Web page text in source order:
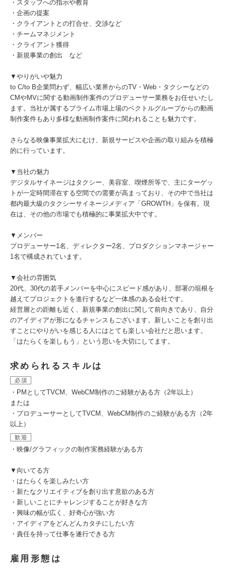
・スタッフへの指示や教育
・企画の提案
・クライアントとの打合せ、交渉など
・チームマネジメント
・クライアント獲得
・新規事業の創出 など
▼やりがいや魅力
to C/to B企業問わず、幅広い業界からのTV・Web・タクシーなどの
CMやMVに関する動画制作案件のプロデューサー業務をお任せいたし
ます。当社が属するプライム市場上場のベクトルグループからの動画
制作案件もあり多様な動画制作案件に関われることも魅力です。
さらなる映像事業拡大にむけ、新規サービスや企画の取り組みを積極
的に行っています。
▼当社の魅力
デジタルサイネージはタクシー、美容室、喫煙所等で、主にターゲッ
トが一定時間滞在する空間での需要が高まっており、その中で当社は
都内最大級のタクシーサイネージメディア「GROWTH」を保有。現
在は、その他の市場でも積極的に事業拡大中です。
▼メンバー
プロデューサー1名、ディレクター2名、プロダクションマネージャー
1名で構成されています。
▼会社の雰囲気
20代、30代の若手メンバーを中心にスピード感があり、部署の垣根を
越えてプロジェクトを進行するなど一体感のある会社です。
経営層との距離も近く、新規事業の創出に関して前向きであり、自分
のアイディアが形になるチャンスもございます。新しいことを創り出
すことにやりがいを感じる人にはとても楽しい会社だと思います。
「はたらくを楽しもう」という思いを大切にしてます。
求められるスキルは
必須
・PMとしてTVCM、WebCM制作のご経験がある方（2年以上）
または
・プロデューサーとしてTVCM、WebCM制作のご経験がある方（2年
以上）
歓迎
・映像/グラフィックの制作実務経験がある方
▼向いてる方
・はたらくを楽しみたい方
・新たなクリエイティブを創り出す意欲のある方
・新しいことにチャレンジすることが好きな方
・興味の幅が広く、好奇心が強い方
・アイディアをどんどんカタチにしたい方
・責任を持って仕事を遂行できる方
雇用形態は